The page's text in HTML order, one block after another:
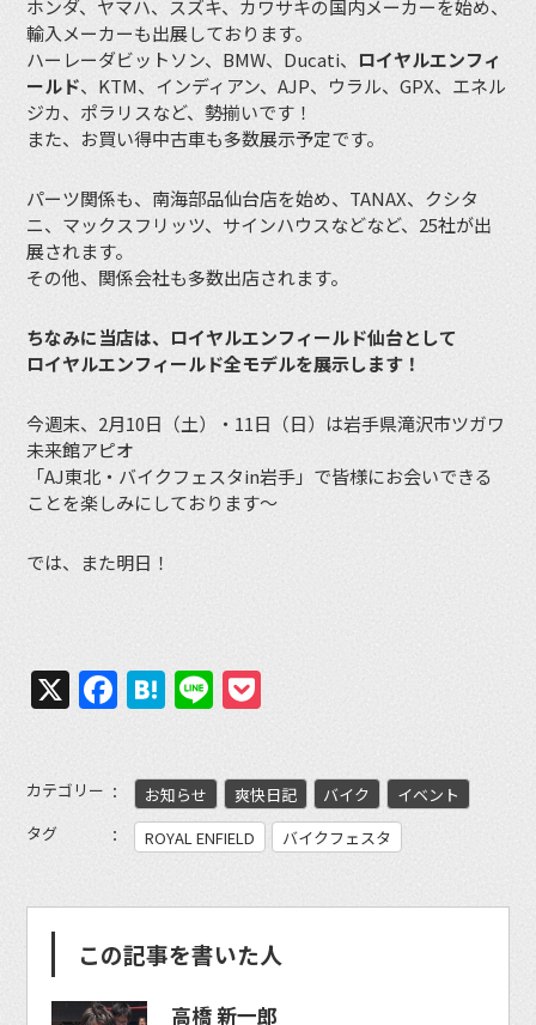
ホンダ、ヤマハ、スズキ、カワサキの国内メーカーを始め、
輸入メーカーも出展しております。
ハーレーダビットソン、BMW、Ducati、 ロイヤルエンフィ
ールド、KTM、インディアン、AJP、ウラル、GPX、エネル
ジカ、ポラリスなど、勢揃いです！
また、お買い得中古車も多数展示予定です。
パーツ関係も、南海部品仙台店を始め、TANAX、クシタ
ニ、マックスフリッツ、サインハウスなどなど、25社が出
展されます。
その他、関係会社も多数出店されます。
ちなみに当店は、ロイヤルエンフィールド仙台として
ロイヤルエンフィールド全モデルを展示します！
今週末、2月10日（土）・11日（日）は岩手県滝沢市ツガワ
未来館アピオ
「AJ東北・バイクフェスタin岩手」で皆様にお会いできる
ことを楽しみにしております〜
では、また明日！
X Facebook
Hatena
Line
カテゴリー お知らせ 爽快日記 バイク
イベント
タグ
ROYAL ENFIELD バイクフェスタ
この記事を書いた人
高橋 新一郎